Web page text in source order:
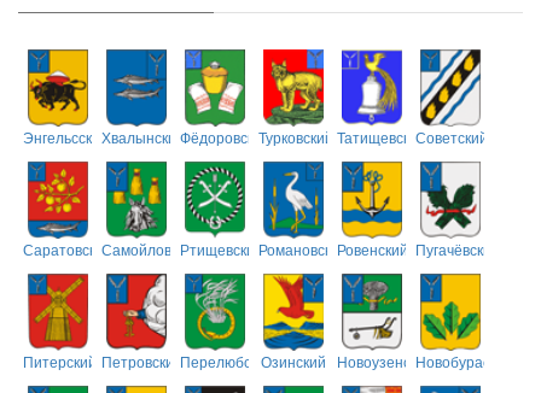
ЭнгельсскийХвалынскийФёдоровскийТурковский ТатищевскийСоветский
СаратовскийСамойловскийРтищевскийРомановскийРовенский Пугачёвский
Питерский ПетровскийПерелюбскийОзинский НовоузенскийНовобурасский